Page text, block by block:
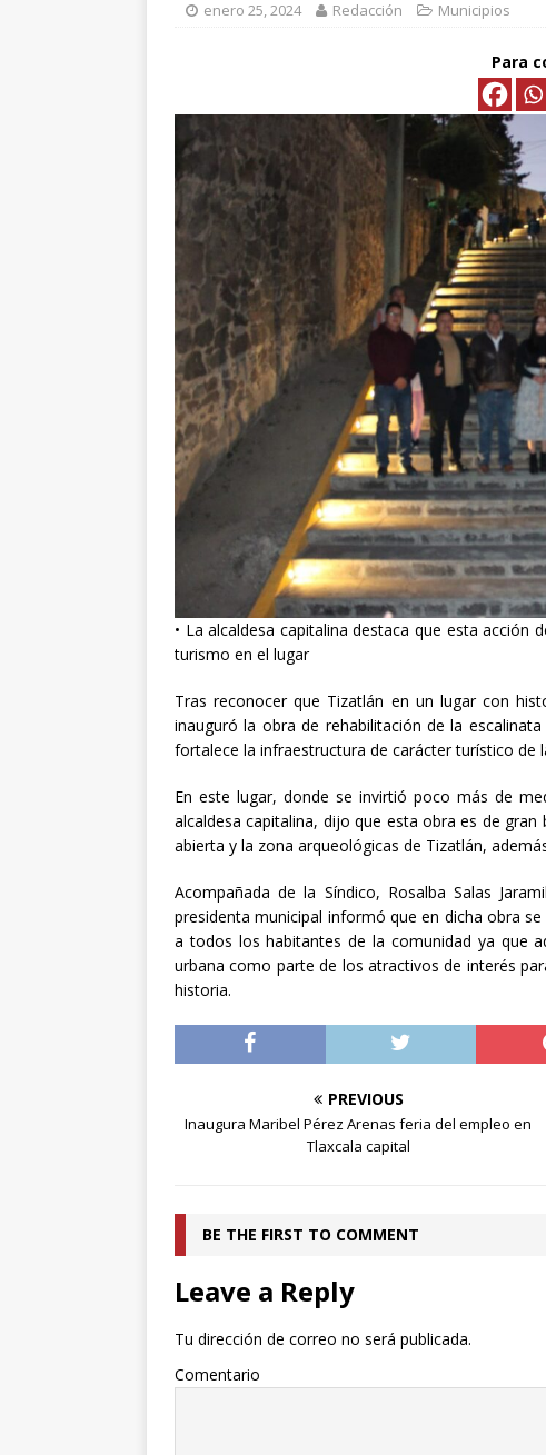
[ abril 15, 2026 ] *FOMTLAX
Y ESPECIALISTAS
CONVENCIONAL PARA
[ abril 15, 2026 ] Presenta
[ abril 13, 2026 ] No es
[ abril 13, 2026 ]
[ abril 13, 2026 ] CLAUDIA
“ROSARIO
[ abril 30, 2024 ]
enero 25, 2024 Redacción Municipios
Para
• La alcaldesa capitalina destaca que esta
turismo en el lugar
Tras reconocer que Tizatlán en un lugar con
inauguró la obra de rehabilitación de la
fortalece la infraestructura de carácter turístico de
En este lugar, donde se invirtió poco más de
alcaldesa capitalina, dijo que esta obra es de
abierta y la zona arqueológicas de Tizatlán,
Acompañada de la Síndico, Rosalba Salas
presidenta municipal informó que en dicha obra
a todos los habitantes de la comunidad ya que
urbana como parte de los atractivos de interés
historia.
PREVIOUS
Inaugura Maribel Pérez Arenas feria del empleo en
Tlaxcala capital
BE THE FIRST TO COMMENT
Leave a Reply
Tu dirección de correo no será publicada.
Comentario